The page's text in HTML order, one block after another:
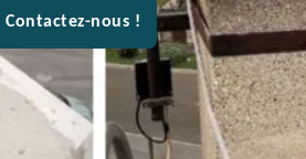
Contactez-nous !